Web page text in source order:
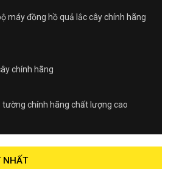
máy đồng hồ quả lắc cây chính hãng
chính hãng
tường chính hãng chất lượng cao
NHẤT